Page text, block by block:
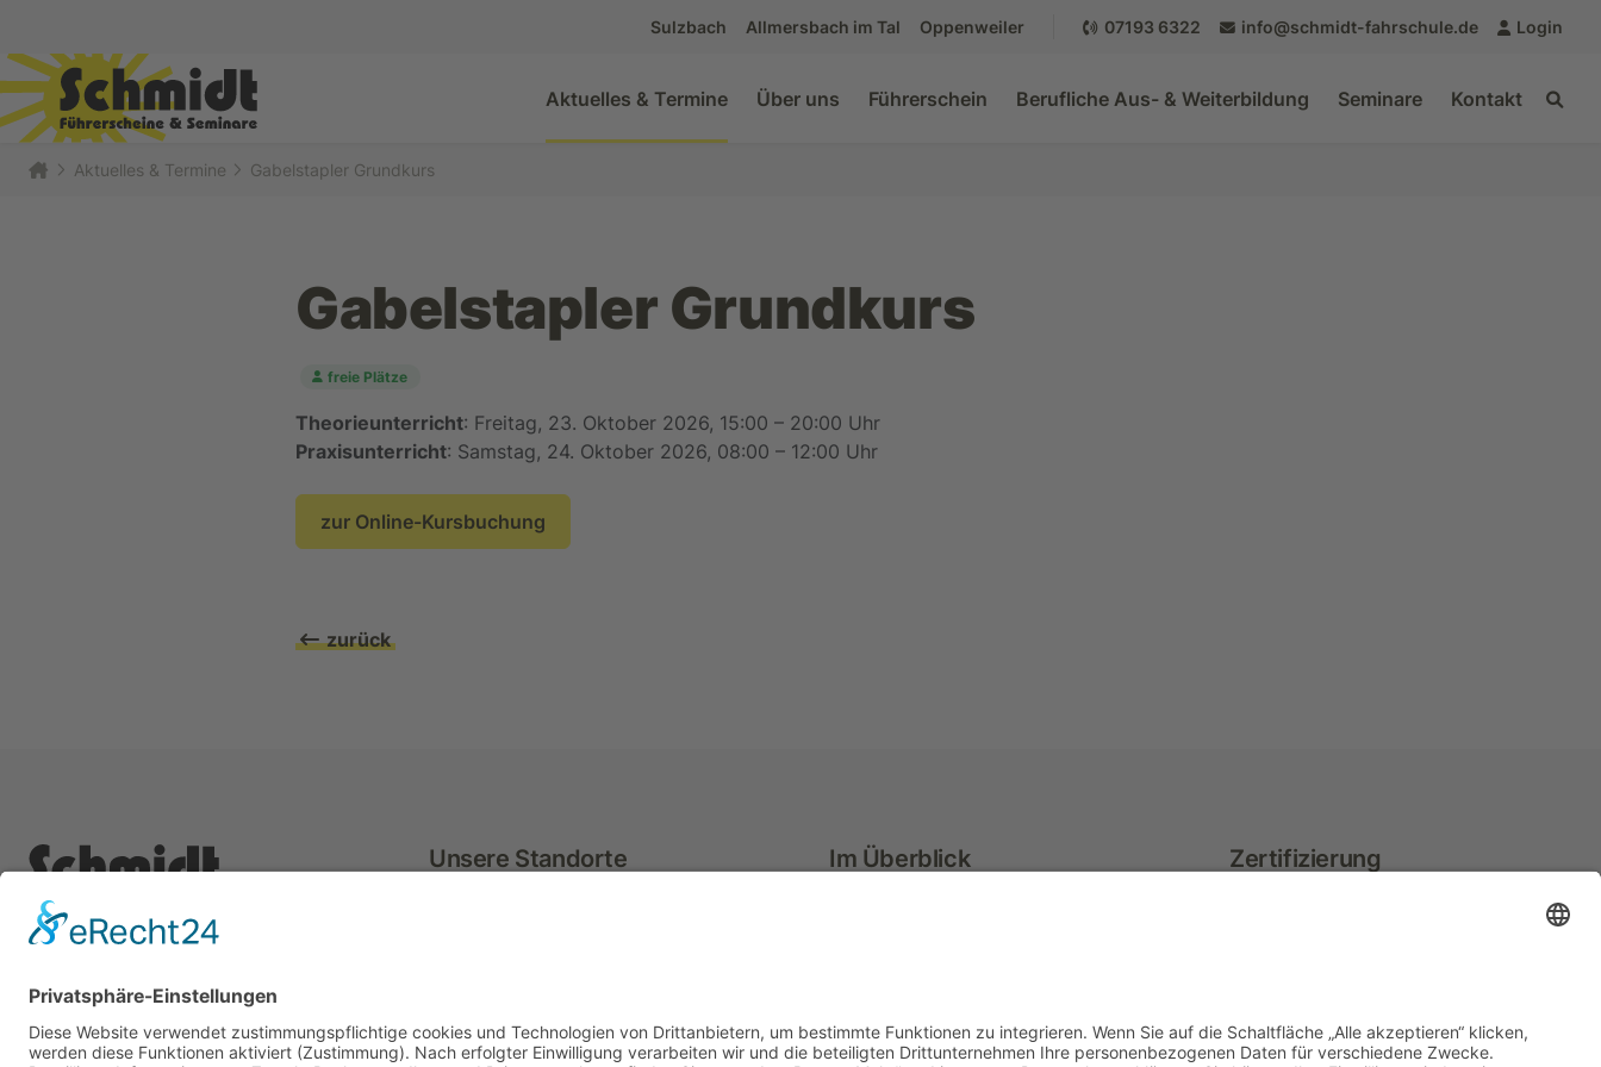
Sulzbach Allmersbach im Tal Oppenweiler 07193 6322 info@schmidt-fahrschule.de Login
Aktuelles & Termine Über uns Führerschein Berufliche Aus- & Weiterbildung Seminare Kontakt
Aktuelles & Termine Gabelstapler Grundkurs
Gabelstapler Grundkurs
freie Plätze
Theorieunterricht: Freitag, 23. Oktober 2026, 15:00 – 20:00 Uhr
Praxisunterricht: Samstag, 24. Oktober 2026, 08:00 – 12:00 Uhr
zur Online-Kursbuchung
zurück
Kompetent. Zuverlässig. Geringe
DIE Adresse in Sachen Führerschein.
Unsere Standorte Im Überblick Zertifizierung